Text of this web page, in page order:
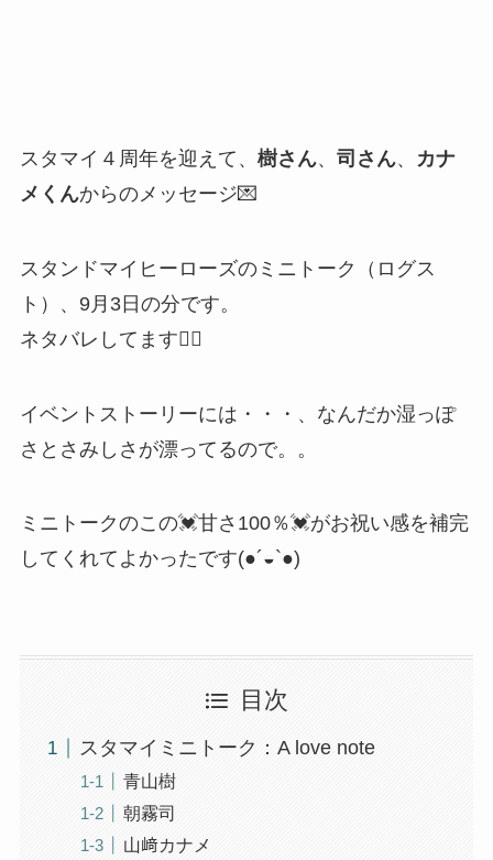
スタマイ４周年を迎えて、 樹さん、 司さん、
カナ
メくんからのメッセージ💌
スタンドマイヒーローズのミニトーク（ログス
ト）、9月3日の分です。
ネタバレしてます🙇‍♂️
イベントストーリーには・・・、なんだか湿っぽ
さとさみしさが漂ってるので。。
ミニトークのこの💓甘さ100％💓がお祝い感を補完
してくれてよかったです(●´◒`●)
目次
スタマイミニトーク：A love note
青山樹
朝霧司
山﨑カナメ